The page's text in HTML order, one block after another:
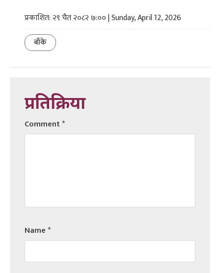
प्रकाशित: २९ चैत २०८२ ७:०० | Sunday, April 12, 2026
बाँके
प्रतिक्रिया
Comment*
Name*